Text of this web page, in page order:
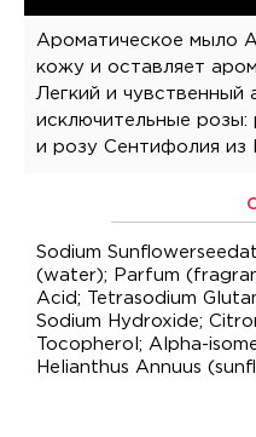
Ароматическое мыло
кожу и оставляет
Легкий и
исключительные
и розу Сентифолия из
женственность с
Sodium
(water); Parfum
Acid; Tetrasodium
Sodium Hydroxide;
Tocopherol; Alpha-
Helianthus Annuus